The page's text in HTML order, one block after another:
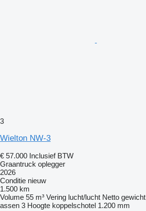
3
Wielton NW-3
€ 57.000 Inclusief BTW
Graantruck oplegger
2026
Conditie nieuw
1.500 km
Volume 55 m³ Vering lucht/lucht Netto gewicht
assen 3 Hoogte koppelschotel 1.200 mm